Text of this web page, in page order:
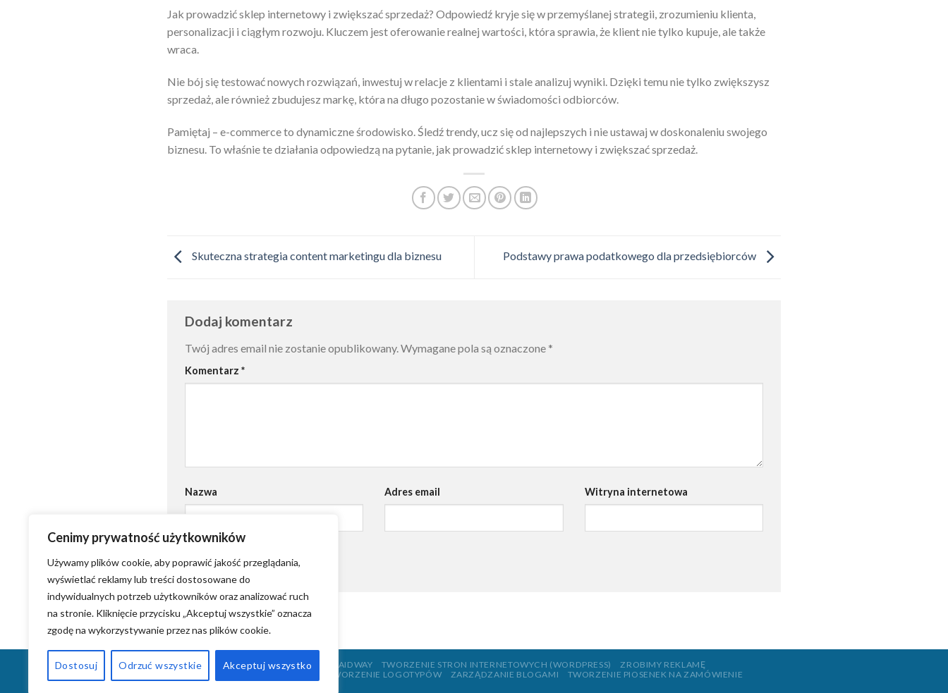
Cenimy prywatność użytkowników
Używamy plików cookie, aby poprawić jakość przeglądania,
wyświetlać reklamy lub treści dostosowane do
indywidualnych potrzeb użytkowników oraz analizować ruch
na stronie. Kliknięcie przycisku „Akceptuj wszystkie” oznacza
zgodę na wykorzystywanie przez nas plików cookie.
Dostosuj Odrzuć wszystkie Akceptuj wszystko
Jak prowadzić sklep internetowy i zwiększać sprzedaż? Odpowiedź kryje się w przemyślanej strategii, zrozumieniu klienta,
personalizacji i ciągłym rozwoju. Kluczem jest oferowanie realnej wartości, która sprawia, że klient nie tylko kupuje, ale także
wraca.
Nie bój się testować nowych rozwiązań, inwestuj w relacje z klientami i stale analizuj wyniki. Dzięki temu nie tylko zwiększysz
sprzedaż, ale również zbudujesz markę, która na długo pozostanie w świadomości odbiorców.
Pamiętaj – e-commerce to dynamiczne środowisko. Śledź trendy, ucz się od najlepszych i nie ustawaj w doskonaleniu swojego
biznesu. To właśnie te działania odpowiedzą na pytanie, jak prowadzić sklep internetowy i zwiększać sprzedaż.
Skuteczna strategia content marketingu dla biznesu Podstawy prawa podatkowego dla przedsiębiorców
Dodaj komentarz
Twój adres email nie zostanie opublikowany. Wymagane pola są oznaczone *
Komentarz *
Nazwa Adres email Witryna internetowa
KONTAKT KRYSTIAN GRZYB – ZAŁOŻYCIEL AGENCJI AIDWAY TWORZENIE STRON INTERNETOWYCH (WORDPRESS)
ZROBIMY REKLAMĘ
WPROWADZANIE FIRM NA RYNKI ZAGRANICZNE
TWORZENIE LOGOTYPÓW ZARZĄDZANIE BLOGAMI
TWORZENIE PIOSENEK NA ZAMÓWIENIE
AIDWAY – SYSTEM RAIN